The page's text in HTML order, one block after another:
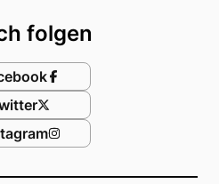
folgen